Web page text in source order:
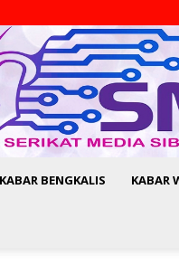
KABAR BENGKALIS KABAR